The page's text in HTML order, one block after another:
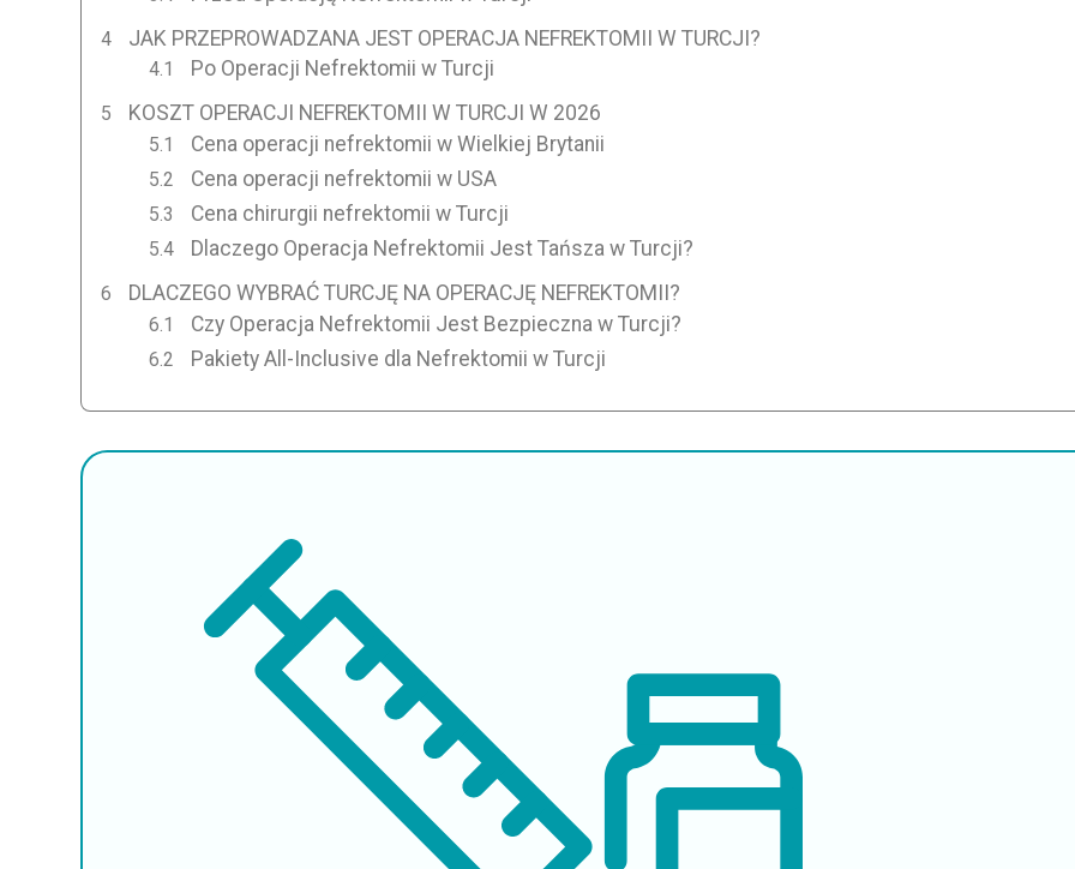
JAK PRZEPROWADZANA JEST OPERACJA NEFREKTOMII W TURCJI?
Po Operacji Nefrektomii w Turcji
KOSZT OPERACJI NEFREKTOMII W TURCJI W 2026
Cena operacji nefrektomii w Wielkiej Brytanii
Cena operacji nefrektomii w USA
Cena chirurgii nefrektomii w Turcji
Dlaczego Operacja Nefrektomii Jest Tańsza w Turcji?
DLACZEGO WYBRAĆ TURCJĘ NA OPERACJĘ NEFREKTOMII?
Czy Operacja Nefrektomii Jest Bezpieczna w Turcji?
Pakiety All-Inclusive dla Nefrektomii w Turcji